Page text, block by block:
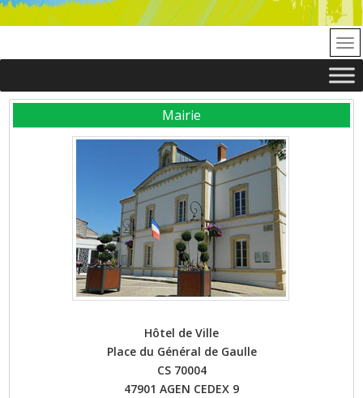
Mairie
Hôtel de Ville
Place du Général de Gaulle
CS 70004
47901 AGEN CEDEX 9